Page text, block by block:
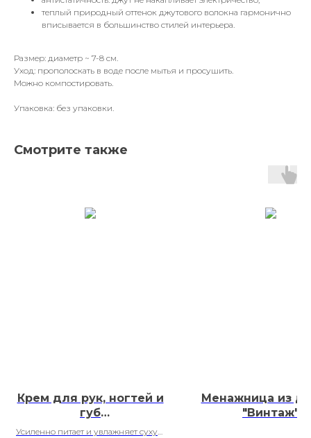
теплый природный оттенок джутового волокна гармонично
вписывается в большинство стилей интерьера.
Размер: диаметр ~ 7-8 см.
Уход: прополоскать в воде после мытья и просушить.
Можно компостировать.
Упаковка: без упаковки.
Смотрите также
Крем для рук, ногтей и
губ
восстанавливающий
Усиленно питает и увлажняет сухую
Менажница из
"Винтаж"